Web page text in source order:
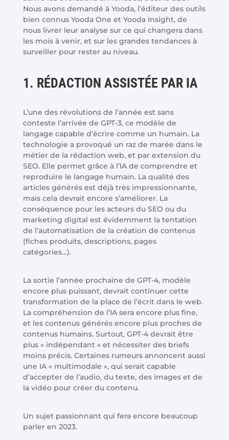
Nous avons demandé à Yooda, l’éditeur des outils
bien connus Yooda One et Yooda Insight, de
nous livrer leur analyse sur ce qui changera dans
les mois à venir, et sur les grandes tendances à
surveiller pour rester au niveau.
1. RÉDACTION ASSISTÉE PAR IA
L’une des révolutions de l’année est sans
conteste l’arrivée de GPT-3, ce modèle de
langage capable d’écrire comme un humain. La
technologie a provoqué un raz de marée dans le
métier de la rédaction web, et par extension du
SEO. Elle permet grâce à l’IA de comprendre et
reproduire le langage humain. La qualité des
articles générés est déjà très impressionnante,
mais cela devrait encore s’améliorer. La
conséquence pour les acteurs du SEO ou du
marketing digital est évidemment la tentation
de l’automatisation de la création de contenus
(fiches produits, descriptions, pages
catégories…).
La sortie l’année prochaine de GPT-4, modèle
encore plus puissant, devrait continuer cette
transformation de la place de l’écrit dans le web.
La compréhension de l’IA sera encore plus fine,
et les contenus générés encore plus proches de
contenus humains. Surtout, GPT-4 devrait être
plus « indépendant » et nécessiter des briefs
moins précis. Certaines rumeurs annoncent aussi
une IA « multimodale », qui serait capable
d’accepter de l’audio, du texte, des images et de
la vidéo pour créer du contenu.
Un sujet passionnant qui fera encore beaucoup
parler en 2023.